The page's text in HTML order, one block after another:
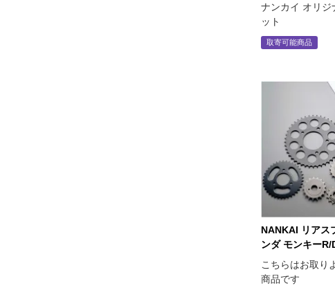
ナンカイ オリジ
ット
取寄可能商品
NANKAI リアス
ンダ モンキー
こちらはお取り
商品です